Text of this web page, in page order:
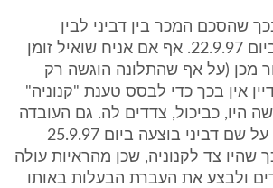
שהסכם המכר בין דביני לבין
אבו-עיישה נכרת ביום 22.9.97. אף אם אניח שואיל זומן
מכן (על אף שהתלונה הוגשה רק
- עדיין אין בכך כדי לבסס טענת "קנוניה"
היו, כביכול, צדדים לה. גם העובדה
שהעברת הבעלות על שם דביני בוצעה ביום 25.9.97
שהיו צד לקנוניה, שכן מהראיות עולה
ולבצע את העברת הבעלות באותו